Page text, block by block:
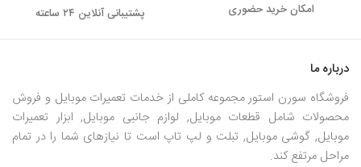
امکان خرید حضوری پشتیبانی آنلاین ۲۴ ساعته
درباره ما
فروشگاه سورن استور مجموعه کاملی از خدمات تعمیرات موبایل و فروش
محصولات شامل قطعات موبایل, لوازم جانبی موبایل, ابزار تعمیرات
موبایل, گوشی موبایل, تبلت و لپ تاپ است تا نیازهای شما را در تمام
مراحل مرتفع کند.